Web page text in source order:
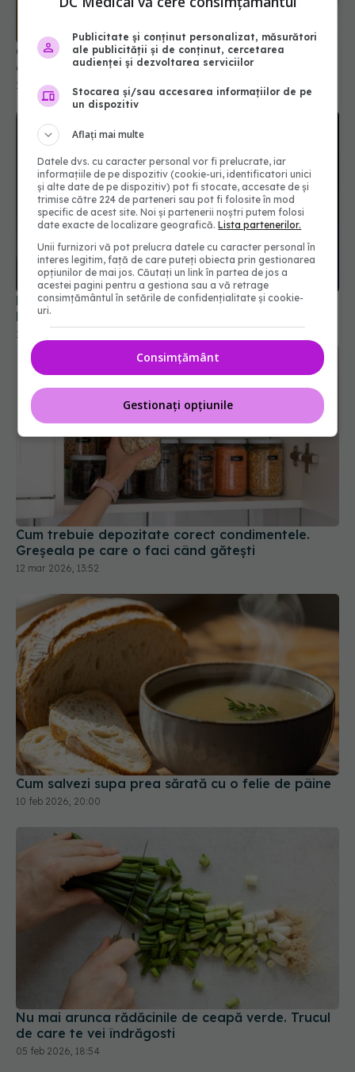
16 ian 2026, 11:35
De ce ar trebui să renunți la sandale când zbori.
Detalii surprinzătoare despre siguranța în avion
17 aug 2025, 15:30
Cum trebuie depozitate corect condimentele.
Greșeala pe care o faci când gătești
12 mar 2026, 13:52
Cum salvezi supa prea sărată cu o felie de pâine
10 feb 2026, 20:00
Nu mai arunca rădăcinile de ceapă verde. Trucul
de care te vei îndrăgosti
Publicitate și conținut personalizat, măsurători
ale publicității și de conținut, cercetarea
audienței și dezvoltarea serviciilor
Stocarea și/sau accesarea informațiilor de pe
un dispozitiv
Aflați mai multe
Datele dvs. cu caracter personal vor fi prelucrate, iar
informațiile de pe dispozitiv (cookie-uri, identificatori unici
și alte date de pe dispozitiv) pot fi stocate, accesate de și
trimise către 224 de parteneri sau pot fi folosite în mod
specific de acest site. Noi și partenerii noștri putem folosi
date exacte de localizare geografică.Lista partenerilor.
Unii furnizori vă pot prelucra datele cu caracter personal în
interes legitim, față de care puteți obiecta prin gestionarea
opțiunilor de mai jos. Căutați un link în partea de jos a
acestei pagini pentru a gestiona sau a vă retrage
consimțământul în setările de confidențialitate și cookie-
uri.
Consimțământ
Gestionați opțiunile